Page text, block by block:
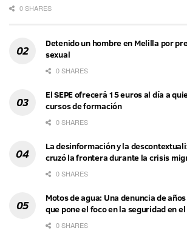
0 SHARES
Detenido un hombre en Melilla por
sexual
0 SHARES
El SEPE ofrecerá 15 euros al día a
cursos de formación
0 SHARES
La desinformación y la
cruzó la frontera durante la crisis
0 SHARES
Motos de agua: Una denuncia de
que pone el foco en la seguridad en
0 SHARES